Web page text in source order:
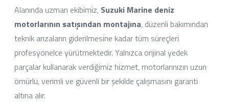
Alanında uzman ekibimiz, Suzuki Marine deniz
motorlarının satışından montajına, düzenli bakımından
teknik arızaların giderilmesine kadar tüm süreçleri
profesyonelce yürütmektedir. Yalnızca orijinal yedek
parçalar kullanarak verdiğimiz hizmet, motorlarınızın uzun
ömürlü, verimli ve güvenli bir şekilde çalışmasını garanti
altına alır.